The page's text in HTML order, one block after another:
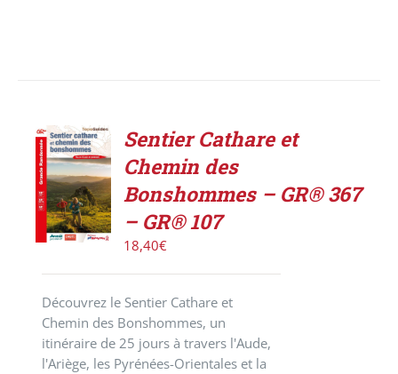
ACHETER
LE
PRODUIT
/
DÉTAILS
Sentier Cathare et
Chemin des
Bonshommes – GR® 367
– GR® 107
18,40€
Découvrez le Sentier Cathare et
Chemin des Bonshommes, un
itinéraire de 25 jours à travers l'Aude,
l'Ariège, les Pyrénées-Orientales et la